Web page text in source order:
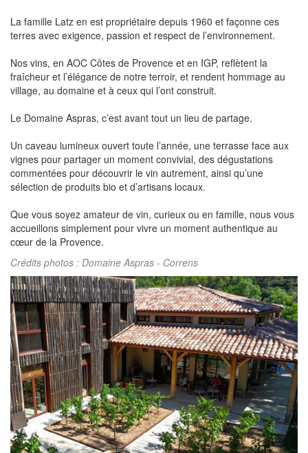
La famille Latz en est propriétaire depuis 1960 et façonne ces
terres avec exigence, passion et respect de l’environnement.
Nos vins, en AOC Côtes de Provence et en IGP, reflètent la
fraîcheur et l’élégance de notre terroir, et rendent hommage au
village, au domaine et à ceux qui l’ont construit.
Le Domaine Aspras, c’est avant tout un lieu de partage.
Un caveau lumineux ouvert toute l’année, une terrasse face aux
vignes pour partager un moment convivial, des dégustations
commentées pour découvrir le vin autrement, ainsi qu’une
sélection de produits bio et d’artisans locaux.
Que vous soyez amateur de vin, curieux ou en famille, nous vous
accueillons simplement pour vivre un moment authentique au
cœur de la Provence.
Crédits photos : Domaine Aspras - Correns